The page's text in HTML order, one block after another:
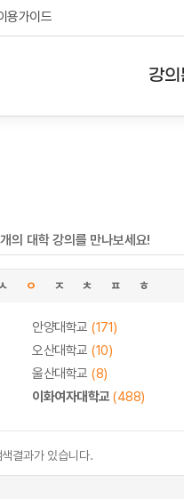
용가이드
강
개의 대학 강의를 만나보세요!
ㅇ ㅈ ㅊ ㅍ ㅎ
안양대학교 (171)
오산대학교 (10)
울산대학교 (8)
이화여자대학교(488)
결과가 있습니다.